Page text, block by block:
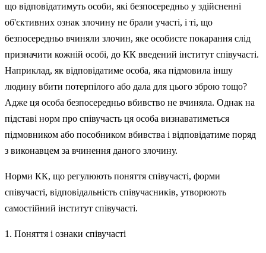
що відповідатимуть особи, які безпосередньо у здійсненні
об'єктивних ознак злочину не брали участі, і ті, що
безпосередньо вчиняли злочин, яке особисте покарання слід
призначити кожній особі, до КК введений інститут співучасті.
Наприклад, як відповідати­ме особа, яка підмовила іншу
людину вбити потерпілого або дала для цього зброю тощо?
Адже ця особа безпосередньо вбивство не вчиняла. Однак на
підставі норм про співучасть ця особа визнаватиметься
підмов­ником або пособником вбивства і відповідатиме поряд
з виконавцем за вчинення даного злочину.
Норми КК, що регулюють поняття співучасті, форми
співучасті, відповідальність співучасників, утворюють
самостійний інститут співучасті.
1. Поняття і ознаки співучасті